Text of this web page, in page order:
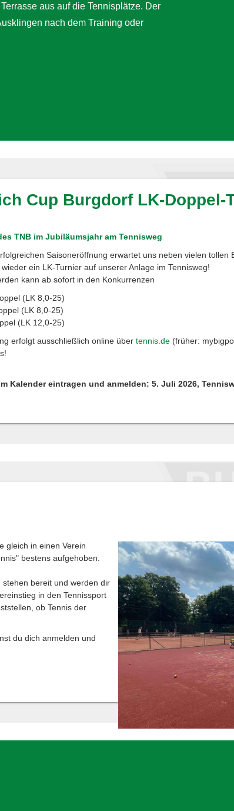
aus auf die Tennisplätze. Der
nach dem Training oder
Cup Burgdorf LK-
TNB im Jubiläumsjahr am Tennisweg
Saisoneröffnung erwartet uns neben vielen
ein LK-Turnier auf unserer Anlage im Tennisweg!
kann ab sofort in den Konkurrenzen
(LK 8,0-25)
(LK 8,0-25)
(LK 12,0-25)
erfolgt ausschließlich online über tennis.de(früher:
Kalender eintragen und anmelden: 5. Juli 2026,
gleich in einen Verein
bestens aufgehoben.
bereit und werden dir
in den Tennissport
ob Tennis der
du dich anmelden und